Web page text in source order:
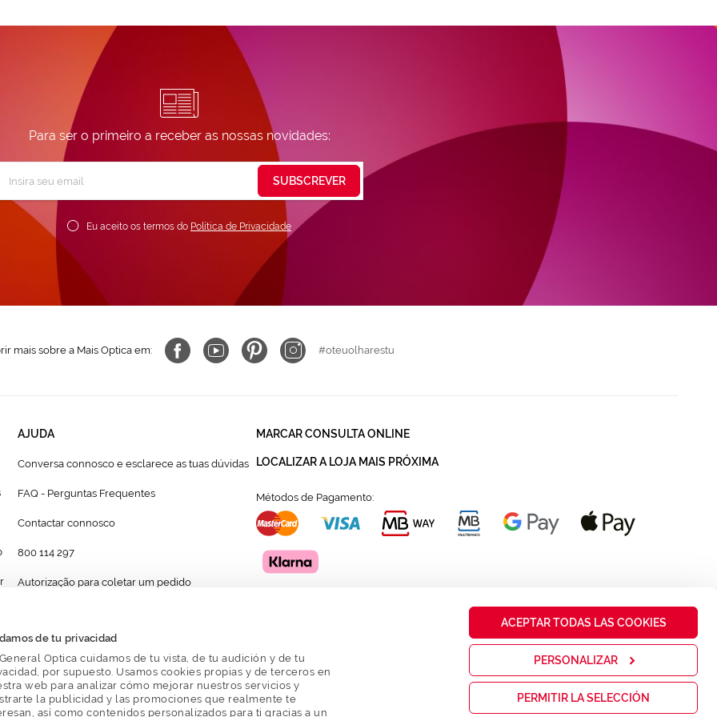
de tu privacidad
Optica cuidamos de tu vista, de tu audición y de tu
por supuesto. Usamos cookies propias y de terceros en
web para analizar cómo mejorar nuestros servicios y
la publicidad y las promociones que realmente te
así como contenidos personalizados para ti gracias a un
ACEPTAR TODAS LAS COOKIES
PERSONALIZAR
PERMITIR LA SELECCIÓN
Para ser o primeiro a receber as nossas novidades:
Newsletter:
Eu aceito os termos do Política de Privacidade
SUBSCREVER
mais sobre a Mais Optica em: #oteuolharestu
AJUDA
Conversa connosco e esclarece as tuas dúvidas
FAQ - Perguntas Frequentes
Contactar connosco
800 114 297
Autorização para coletar um pedido
MARCAR CONSULTA ONLINE
LOCALIZAR A LOJA MAIS PRÓXIMA
Métodos de Pagamento: